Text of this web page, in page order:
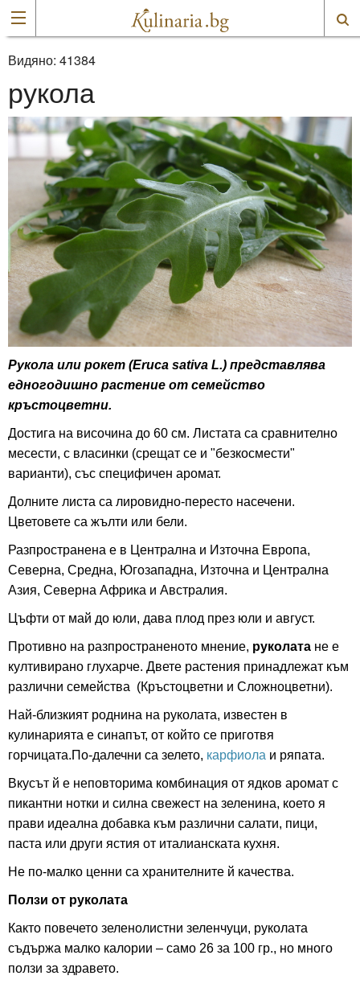
Видяно: 41384
рукола
Рукола или рокет (Eruca sativa L.) представлява
едногодишно растение от семейство
кръстоцветни.
Достига на височина до 60 см. Листата са сравнително
месести, с власинки (срещат се и "безкосмести"
варианти), със специфичен аромат.
Долните листа са лировидно-пересто насечени.
Цветовете са жълти или бели.
Разпространена е в Централна и Източна Европа,
Северна, Средна, Югозападна, Източна и Централна
Азия, Северна Африка и Австралия.
Цъфти от май до юли, дава плод през юли и август.
Противно на разпространеното мнение, руколата не е
култивирано глухарче. Двете растения принадлежат към
различни семейства (Кръстоцветни и Сложноцветни).
Най-близкият роднина на руколата, известен в
кулинарията е синапът, от който се приготвя
горчицата.По-далечни са зелето, карфиола и ряпата.
Вкусът й е неповторима комбинация от ядков аромат с
пикантни нотки и силна свежест на зеленина, което я
прави идеална добавка към различни салати, пици,
паста или други ястия от италианската кухня.
Не по-малко ценни са хранителните й качества.
Ползи от руколата
Както повечето зеленолистни зеленчуци, руколата
съдържа малко калории – само 26 за 100 гр., но много
ползи за здравето.